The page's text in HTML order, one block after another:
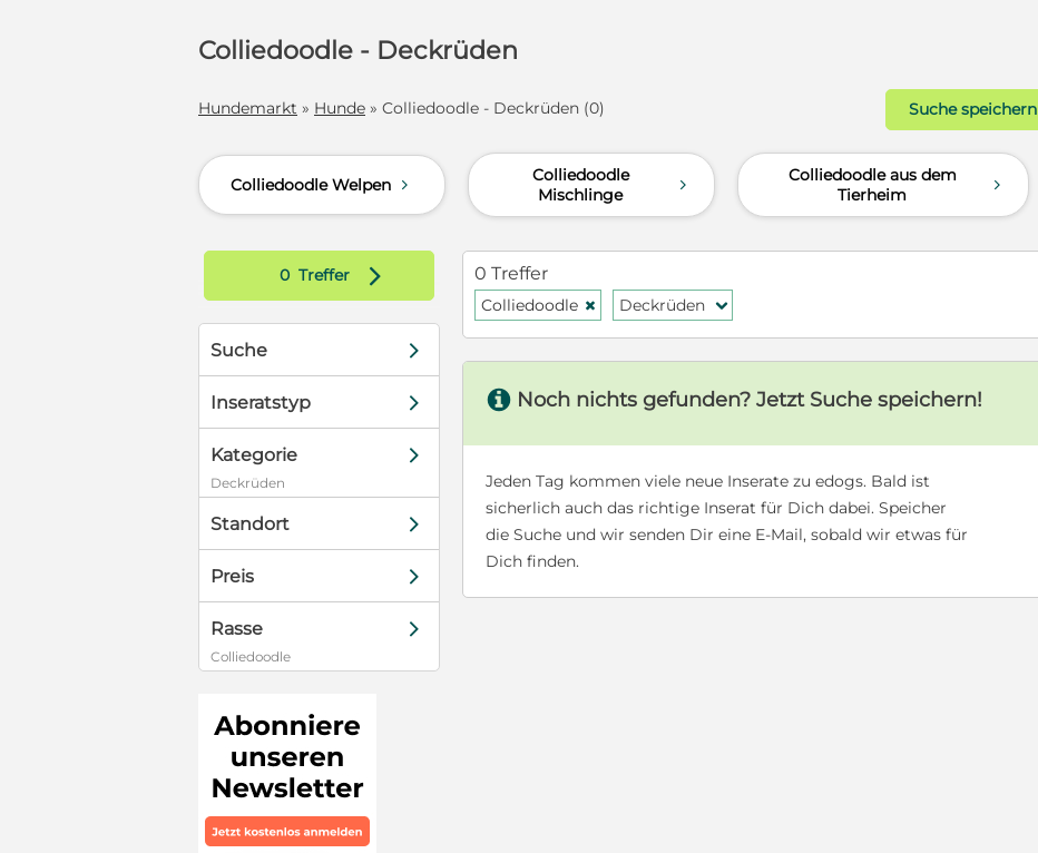
Colliedoodle - Deckrüden
Hundemarkt » Hunde » Colliedoodle - Deckrüden (0) Suche speichern
Colliedoodle Welpen d
Colliedoodle
Mischlinge
d
Colliedoodle aus dem
Tierheim
d
0 Treffer d
Suche d
Inseratstyp d
Kategorie d
Deckrüden
Standort d
Preis d
Rasse d
Colliedoodle
0 Treffer
Colliedoodle H Deckrüden f
s Noch nichts gefunden? Jetzt Suche speichern!
Jeden Tag kommen viele neue Inserate zu edogs. Bald ist
sicherlich auch das richtige Inserat für Dich dabei. Speicher
die Suche und wir senden Dir eine E-Mail, sobald wir etwas für
Dich finden.